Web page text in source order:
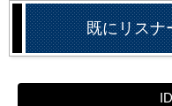
既にリスナ